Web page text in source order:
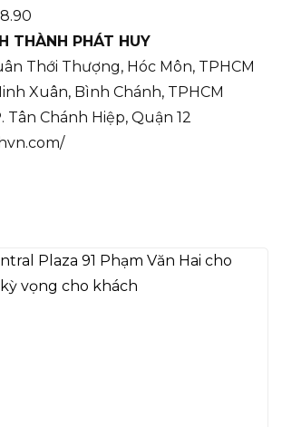
THÀNH PHÁT HUY
Thới Thượng, Hóc Môn, TPHCM
Xuân, Bình Chánh, TPHCM
Tân Chánh Hiệp, Quận 12